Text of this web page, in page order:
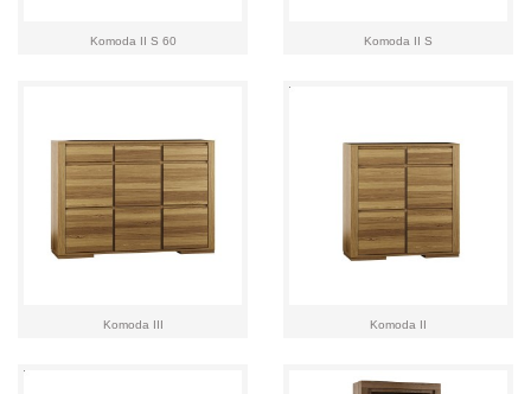
Komoda II S 60 Komoda II S
Komoda III Komoda II